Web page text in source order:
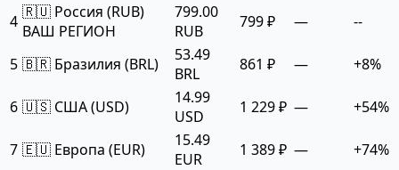
4 🇷🇺 Россия (RUB)
ВАШ РЕГИОН
799.00
RUB
799 ₽ — --
5 🇧🇷 Бразилия (BRL)
53.49
BRL
861 ₽ — +8%
6 🇺🇸 США (USD)
14.99
USD
1 229 ₽ — +54%
7 🇪🇺 Европа (EUR)
15.49
EUR
1 389 ₽ — +74%